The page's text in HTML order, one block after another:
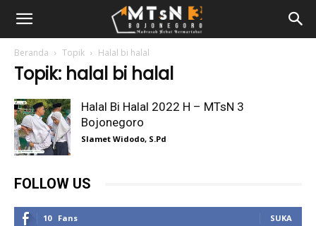
Beranda Topik Halal bi halal
Topik: halal bi halal
Halal Bi Halal 2022 H – MTsN 3
Bojonegoro
Slamet Widodo, S.Pd
FOLLOW US
10 Fans SUKA